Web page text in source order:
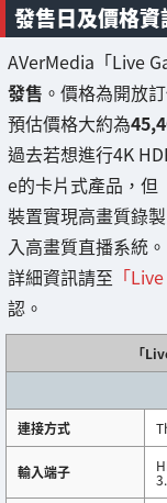
發售日及價格資
AVerMedia「Live
發售 。價格為開放
預估價格大約為
過去若想進行4K
e的卡片式產品，但
裝置實現高畫質錄
入高畫質直播系統。
詳細資訊請至 「
認。
「
連接方式
輸入端子‎